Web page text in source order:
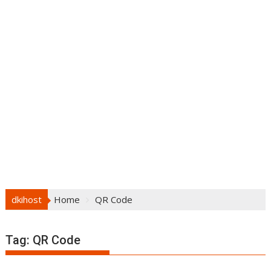
dkihost Home QR Code
Tag: QR Code